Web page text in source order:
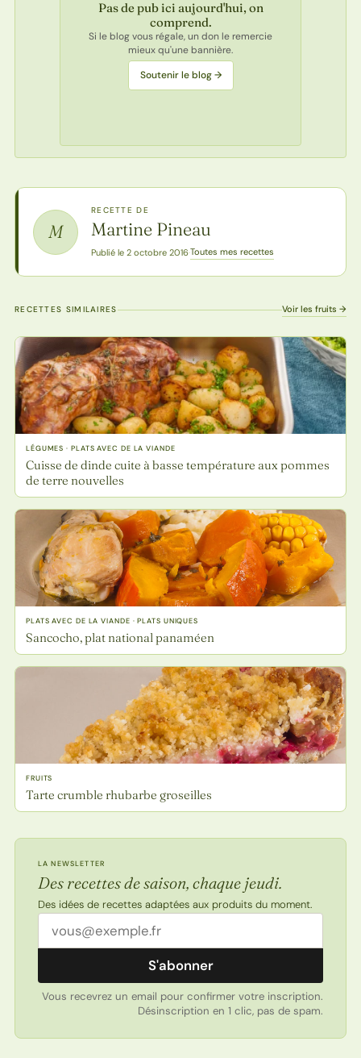
Pas de pub ici aujourd'hui, on
comprend.
Si le blog vous régale, un don le remercie
mieux qu'une bannière.
Soutenir le blog →
M
RECETTE DE
Martine Pineau
Publié le 2 octobre 2016·Toutes mes recettes
RECETTES SIMILAIRES Voir les fruits →
LÉGUMES · PLATS AVEC DE LA VIANDE
Cuisse de dinde cuite à basse température aux pommes
de terre nouvelles
PLATS AVEC DE LA VIANDE · PLATS UNIQUES
Sancocho, plat national panaméen
FRUITS
Tarte crumble rhubarbe groseilles
LA NEWSLETTER
Des recettes de saison, chaque jeudi.
Des idées de recettes adaptées aux produits du moment.
Adresse email
S'abonner
Vous recevrez un email pour confirmer votre inscription.
Désinscription en 1 clic, pas de spam.